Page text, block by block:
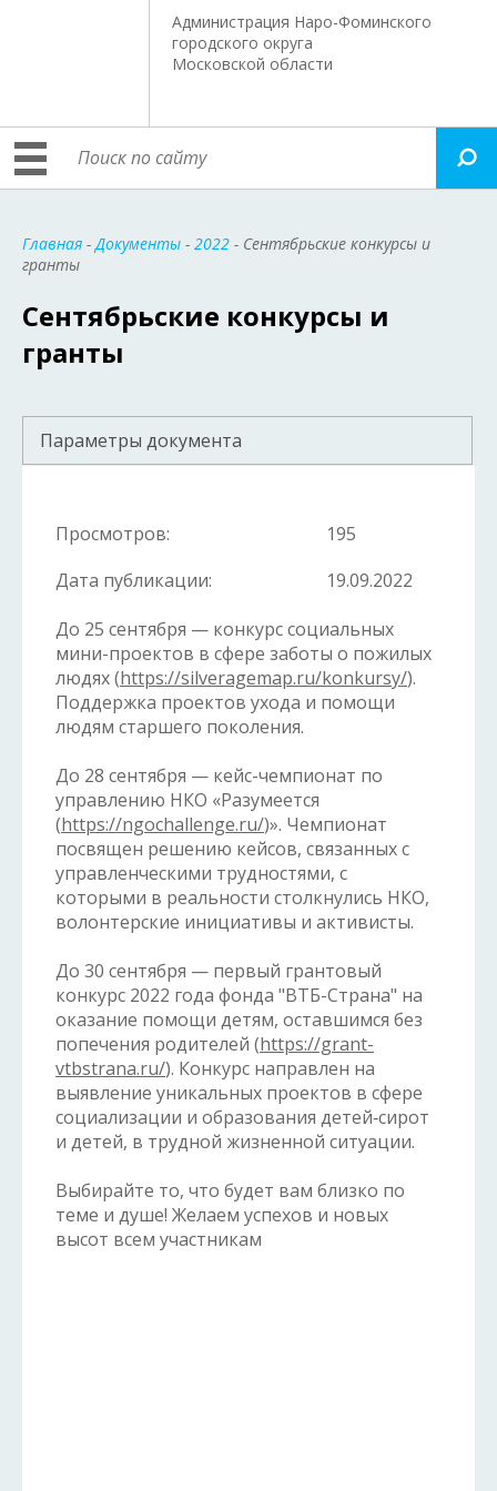
Администрация Наро-Фоминского
городского округа
Московской области
Главная -Документы - 2022 - Сентябрьские конкурсы и
гранты
Сентябрьские конкурсы и
гранты
Параметры документа
Просмотров:
195
Дата публикации:
19.09.2022
До 25 сентября — конкурс социальных
мини-проектов в сфере заботы о пожилых
людях (https://silveragemap.ru/konkursy/).
Поддержка проектов ухода и помощи
людям старшего поколения.
До 28 сентября — кейс-чемпионат по
управлению НКО «Разумеется
(https://ngochallenge.ru/)». Чемпионат
посвящен решению кейсов, связанных с
управленческими трудностями, с
которыми в реальности столкнулись НКО,
волонтерские инициативы и активисты.
До 30 сентября — первый грантовый
конкурс 2022 года фонда "ВТБ-Страна" на
оказание помощи детям, оставшимся без
попечения родителей (https://grant-
vtbstrana.ru/). Конкурс направлен на
выявление уникальных проектов в сфере
социализации и образования детей‑сирот
и детей, в трудной жизненной ситуации.
Выбирайте то, что будет вам близко по
теме и душе! Желаем успехов и новых
высот всем участникам